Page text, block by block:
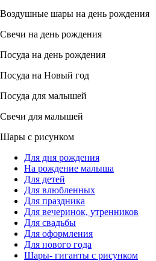
Воздушные шары на день рождения
Свечи на день рождения
Посуда на день рождения
Посуда на Новый год
Посуда для малышей
Свечи для малышей
Шары с рисунком
Для дня рождения
На рождение малыша
Для детей
Для влюбленных
Для праздника
Для вечеринок, утренников
Для свадьбы
Для оформления
Для нового года
Шары- гиганты с рисунком